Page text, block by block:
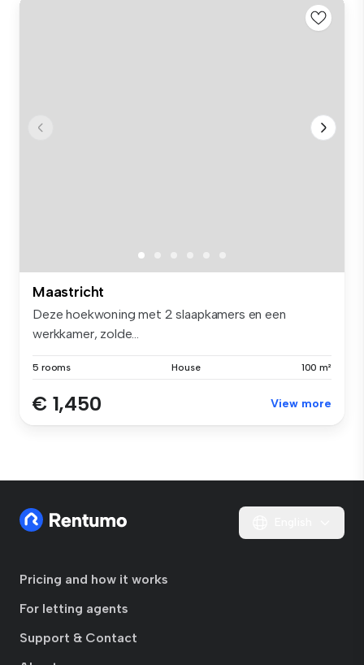
Maastricht
Deze hoekwoning met 2 slaapkamers en een
werkkamer, zolde...
5 rooms House 100 m²
€ 1,450 View more
Pricing and how it works
For letting agents
Support & Contact